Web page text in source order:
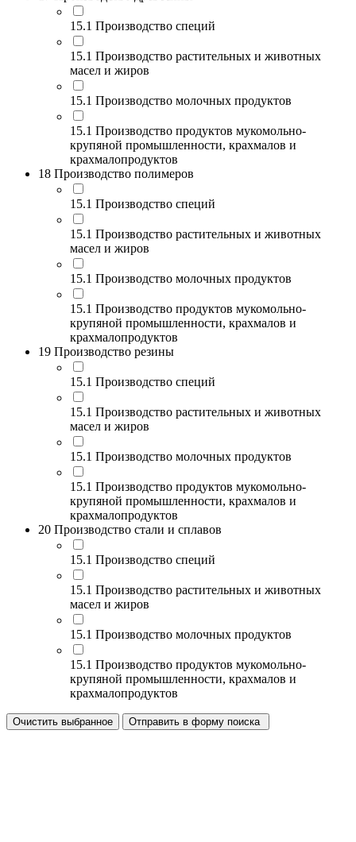
15.1 Производство специй
15.1 Производство растительных и животных
масел и жиров
15.1 Производство молочных продуктов
15.1 Производство продуктов мукомольно-
крупяной промышленности, крахмалов и
крахмалопродуктов
18 Производство полимеров
15.1 Производство специй
15.1 Производство растительных и животных
масел и жиров
15.1 Производство молочных продуктов
15.1 Производство продуктов мукомольно-
крупяной промышленности, крахмалов и
крахмалопродуктов
19 Производство резины
15.1 Производство специй
15.1 Производство растительных и животных
масел и жиров
15.1 Производство молочных продуктов
15.1 Производство продуктов мукомольно-
крупяной промышленности, крахмалов и
крахмалопродуктов
20 Производство стали и сплавов
15.1 Производство специй
15.1 Производство растительных и животных
масел и жиров
15.1 Производство молочных продуктов
15.1 Производство продуктов мукомольно-
крупяной промышленности, крахмалов и
крахмалопродуктов